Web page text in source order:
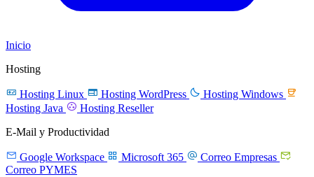
Inicio
Hosting
 Hosting Linux  Hosting WordPress  Hosting Windows 
Hosting Java  Hosting Reseller
E-Mail y Productividad
 Google Workspace  Microsoft 365  Correo Empresas 
Correo PYMES